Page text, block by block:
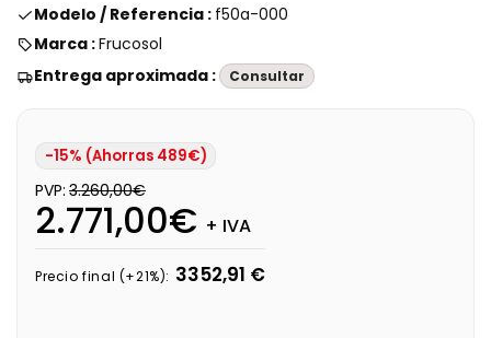
Modelo / Referencia : f50a-000
Marca :Frucosol
Entrega aproximada :
Consultar
-15% (Ahorras 489€)
PVP: 3.260,00€
2.771,00€ + IVA
Precio final (+21%): 3352,91 €